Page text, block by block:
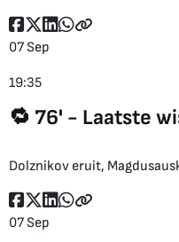
07 Sep
19:35
🔁 76' - Laatste
Dolznikov eruit,
07 Sep